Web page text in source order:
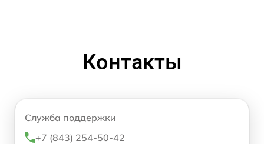
Контакты
Служба поддержки
+7 (843) 254-50-42